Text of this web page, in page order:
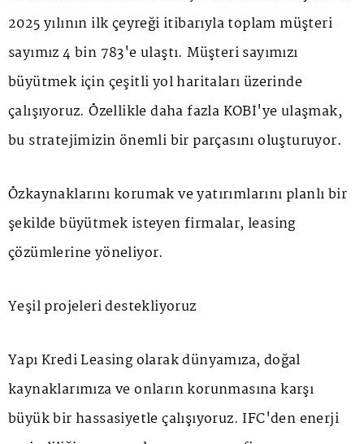
2025 yılının ilk çeyreği itibarıyla toplam müşteri
sayımız 4 bin 783'e ulaştı. Müşteri sayımızı
büyütmek için çeşitli yol haritaları üzerinde
çalışıyoruz. Özellikle daha fazla KOBİ'ye ulaşmak,
bu stratejimizin önemli bir parçasını oluşturuyor.
Özkaynaklarını korumak ve yatırımlarını planlı bir
şekilde büyütmek isteyen firmalar, leasing
çözümlerine yöneliyor.
Yeşil projeleri destekliyoruz
Yapı Kredi Leasing olarak dünyamıza, doğal
kaynaklarımıza ve onların korunmasına karşı
büyük bir hassasiyetle çalışıyoruz. IFC'den enerji